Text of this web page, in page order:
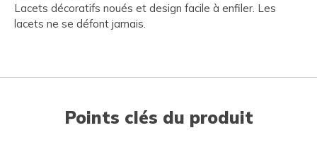
Lacets décoratifs noués et design facile à enfiler. Les
lacets ne se défont jamais.
Points clés du produit